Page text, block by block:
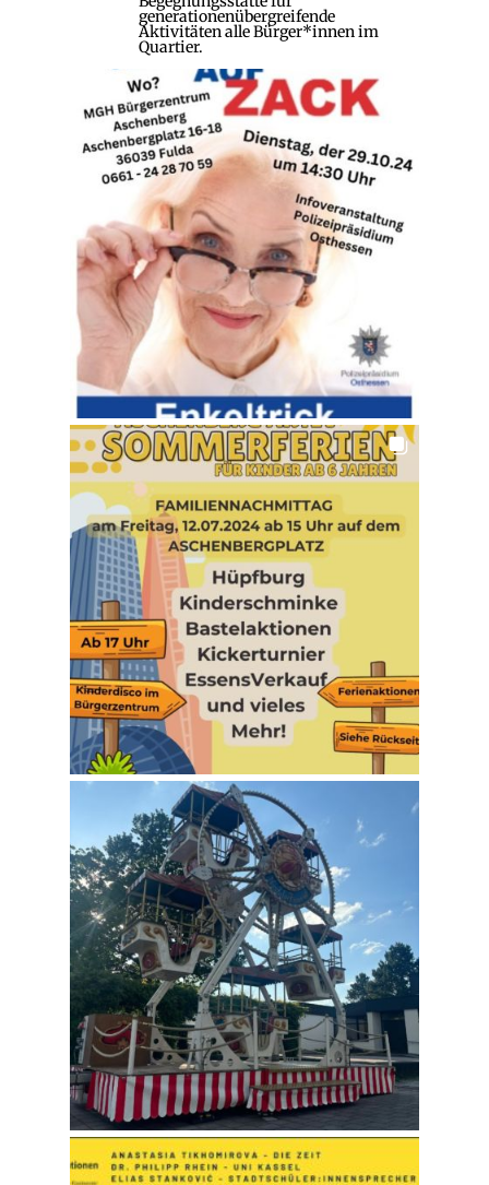
generationenübergreifende
Aktivitäten alle Bürger*innen im
Quartier.